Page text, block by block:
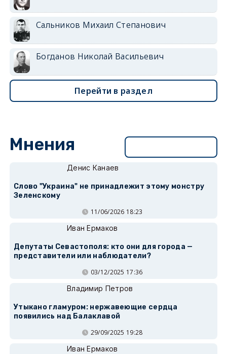
Сальников Михаил Степанович
Богданов Николай Васильевич
Перейти в раздел
Мнения
Денис Канаев
Слово "Украина" не принадлежит этому монстру
Зеленскому
11/06/2026 18:23
Иван Ермаков
Депутаты Севастополя: кто они для города —
представители или наблюдатели?
03/12/2025 17:36
Владимир Петров
Утыкано гламуром: нержавеющие сердца
появились над Балаклавой
29/09/2025 19:28
Иван Ермаков